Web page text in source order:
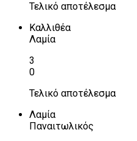
Τελικό αποτέλεσμα
Καλλιθέα
Λαμία
3
0
Τελικό αποτέλεσμα
Λαμία
Παναιτωλικός